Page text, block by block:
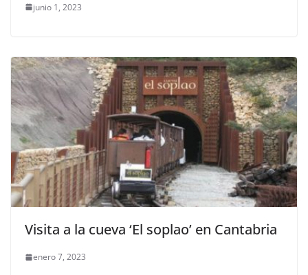
junio 1, 2023
Visita a la cueva ‘El soplao’ en Cantabria
enero 7, 2023